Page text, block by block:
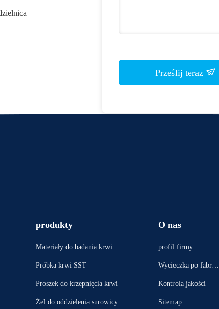
Prześlij teraz
produkty
Materiały do ​​badania krwi
Próbka krwi SST
Proszek do krzepnięcia krwi
Żel do oddzielenia surowicy
O nas
profil firmy
Wycieczka po fabryc
Kontrola jakości
Sitemap